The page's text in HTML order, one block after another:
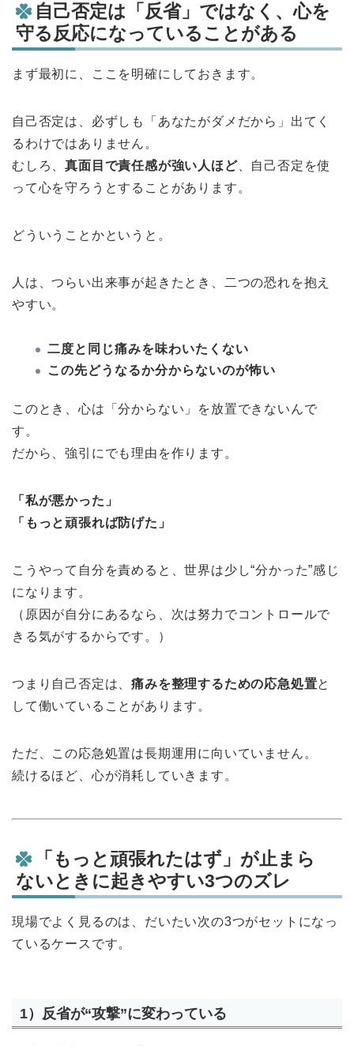
自己否定は「反省」ではなく、心を
守る反応になっていることがある
まず最初に、ここを明確にしておきます。
自己否定は、必ずしも「あなたがダメだから」出てく
るわけではありません。
むしろ、真面目で責任感が強い人ほど、自己否定を使
って心を守ろうとすることがあります。
どういうことかというと。
人は、つらい出来事が起きたとき、二つの恐れを抱え
やすい。
二度と同じ痛みを味わいたくない
この先どうなるか分からないのが怖い
このとき、心は「分からない」を放置できないんで
す。
だから、強引にでも理由を作ります。
「私が悪かった」
「もっと頑張れば防げた」
こうやって自分を責めると、世界は少し“分かった”感じ
になります。
（原因が自分にあるなら、次は努力でコントロールで
きる気がするからです。）
つまり自己否定は、痛みを整理するための応急処置と
して働いていることがあります。
ただ、この応急処置は長期運用に向いていません。
続けるほど、心が消耗していきます。
「もっと頑張れたはず」が止まら
ないときに起きやすい3つのズレ
現場でよく見るのは、だいたい次の3つがセットになっ
ているケースです。
1）反省が“攻撃”に変わっている